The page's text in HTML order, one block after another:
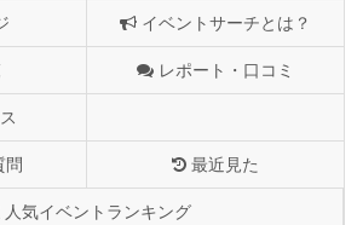
イベントサーチとは？
レポート・口コミ
問 最近見た
人気イベントランキング